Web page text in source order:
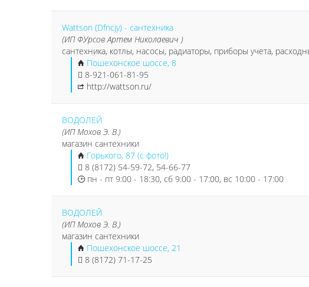
Wattson (Dfncjy) - сантехника
(ИП ФУрсов Артем Николаевич )
сантехника, котлы, насосы, радиаторы, приборы учета,
Пошехонское шоссе, 8
8-921-061-81-95
http://wattson.ru/
ВОДОЛЕЙ
(ИП Мохов Э. В.)
магазин сантехники
Горького, 87 (с фото!)
8 (8172) 54-59-72, 54-66-77
пн - пт 9:00 - 18:30, сб 9:00 - 17:00, вс 10:00 - 17:00
ВОДОЛЕЙ
(ИП Мохов Э. В.)
магазин сантехники
Пошехонское шоссе, 21
8 (8172) 71-17-25